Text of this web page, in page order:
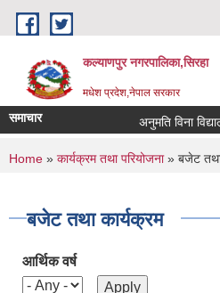
Skip to main content
कल्याणपुर नगरपालिका,सिरहा
मधेश प्रदेश,नेपाल सरकार
समाचार अनुमति विना
You are here
Home » कार्यक्रम तथा परियोजना» बजेट तथा
बजेट तथा कार्यक्रम
आर्थिक वर्ष